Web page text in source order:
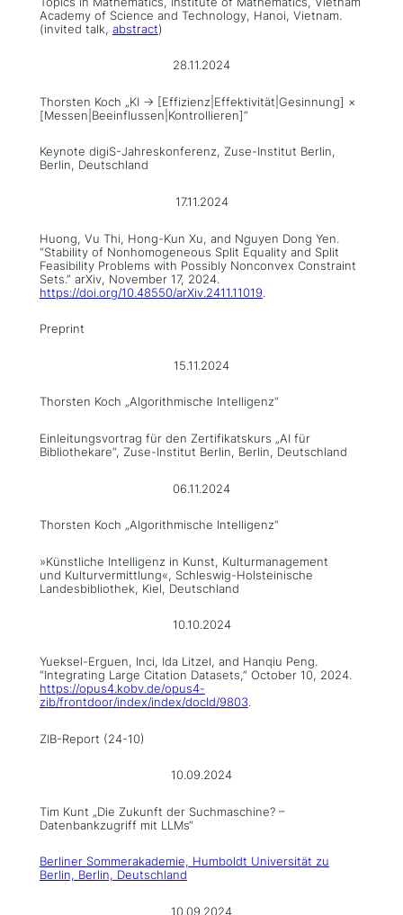
Academy of Science and Technology, Hanoi, Vietnam.
(invited talk, abstract)
28.11.2024
Thorsten Koch „KI → [Effizienz|Effektivität|Gesinnung] ×
[Messen|Beeinflussen|Kontrollieren]“
Keynote digiS-Jahreskonferenz, Zuse-Institut Berlin,
Berlin, Deutschland
17.11.2024
Huong, Vu Thi, Hong-Kun Xu, and Nguyen Dong Yen.
“Stability of Nonhomogeneous Split Equality and Split
Feasibility Problems with Possibly Nonconvex Constraint
Sets.” arXiv, November 17, 2024.
https://doi.org/10.48550/arXiv.2411.11019.
Preprint
15.11.2024
Thorsten Koch „Algorithmische Intelligenz“
Einleitungsvortrag für den Zertifikatskurs „AI für
Bibliothekare“, Zuse-Institut Berlin, Berlin, Deutschland
06.11.2024
Thorsten Koch „Algorithmische Intelligenz“
»Künstliche Intelligenz in Kunst, Kulturmanagement
und Kulturvermittlung«, Schleswig-Holsteinische
Landesbibliothek, Kiel, Deutschland
10.10.2024
Yueksel-Erguen, Inci, Ida Litzel, and Hanqiu Peng.
“Integrating Large Citation Datasets,” October 10, 2024.
https://opus4.kobv.de/opus4-
zib/frontdoor/index/index/docId/9803.
ZIB-Report (24-10)
10.09.2024
Tim Kunt „Die Zukunft der Suchmaschine? –
Datenbankzugriff mit LLMs“
Berliner Sommerakademie, Humboldt Universität zu
Berlin, Berlin, Deutschland
10.09.2024